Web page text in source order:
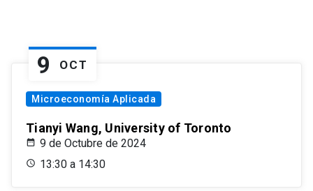
9 OCT
Microeconomía Aplicada
Tianyi Wang, University of Toronto
9 de Octubre de 2024
13:30 a 14:30